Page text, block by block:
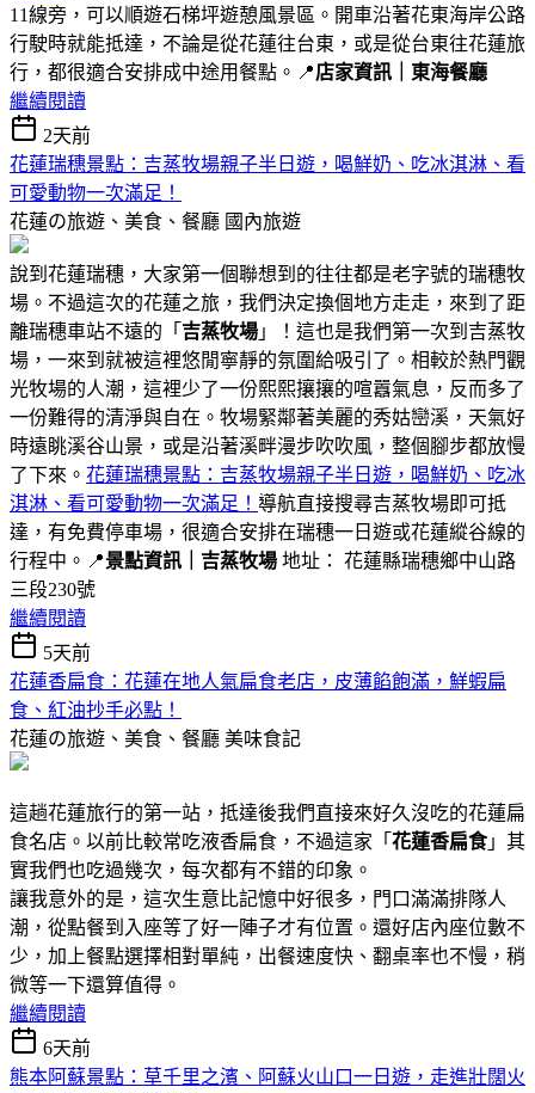
11線旁，可以順遊石梯坪遊憩風景區。開車沿著花東海岸公路
行駛時就能抵達，不論是從花蓮往台東，或是從台東往花蓮旅
行，都很適合安排成中途用餐點。📍店家資訊｜東海餐廳
繼續閱讀
2天前
花蓮瑞穗景點：吉蒸牧場親子半日遊，喝鮮奶、吃冰淇淋、看
可愛動物一次滿足！
花蓮の旅遊、美食、餐廳 國內旅遊
說到花蓮瑞穗，大家第一個聯想到的往往都是老字號的瑞穗牧
場。不過這次的花蓮之旅，我們決定換個地方走走，來到了距
離瑞穗車站不遠的「 吉蒸牧場 」！這也是我們第一次到吉蒸牧
場，一來到就被這裡悠閒寧靜的氛圍給吸引了。相較於熱門觀
光牧場的人潮，這裡少了一份熙熙攘攘的喧囂氣息，反而多了
一份難得的清淨與自在。牧場緊鄰著美麗的秀姑巒溪，天氣好
時遠眺溪谷山景，或是沿著溪畔漫步吹吹風，整個腳步都放慢
了下來。 花蓮瑞穗景點：吉蒸牧場親子半日遊，喝鮮奶、吃冰
淇淋、看可愛動物一次滿足！ 導航直接搜尋吉蒸牧場即可抵
達，有免費停車場，很適合安排在瑞穗一日遊或花蓮縱谷線的
行程中。📍景點資訊｜吉蒸牧場 地址： 花蓮縣瑞穗鄉中山路
三段230號
繼續閱讀
5天前
花蓮香扁食：花蓮在地人氣扁食老店，皮薄餡飽滿，鮮蝦扁
食、紅油抄手必點！
花蓮の旅遊、美食、餐廳 美味食記
這趟花蓮旅行的第一站，抵達後我們直接來好久沒吃的花蓮扁
食名店。以前比較常吃液香扁食，不過這家「 花蓮香扁食」其
實我們也吃過幾次，每次都有不錯的印象。
讓我意外的是，這次生意比記憶中好很多，門口滿滿排隊人
潮，從點餐到入座等了好一陣子才有位置。還好店內座位數不
少，加上餐點選擇相對單純，出餐速度快、翻桌率也不慢，稍
微等一下還算值得。
繼續閱讀
6天前
熊本阿蘇景點：草千里之濱、阿蘇火山口一日遊，走進壯闊火